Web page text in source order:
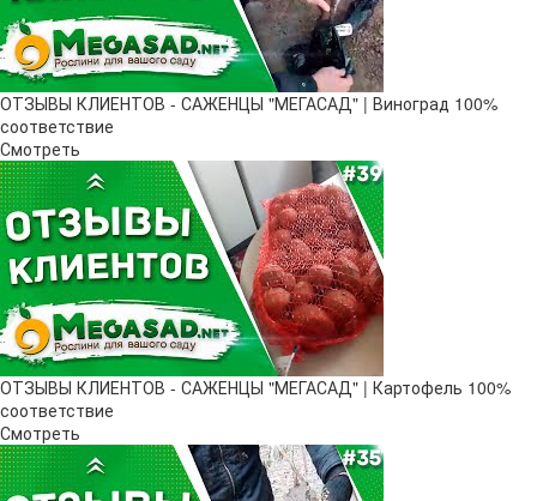
ОТЗЫВЫ КЛИЕНТОВ - САЖЕНЦЫ "МЕГАСАД" | Виноград 100%
соответствие
Смотреть
ОТЗЫВЫ КЛИЕНТОВ - САЖЕНЦЫ "МЕГАСАД" | Картофель 100%
соответствие
Смотреть